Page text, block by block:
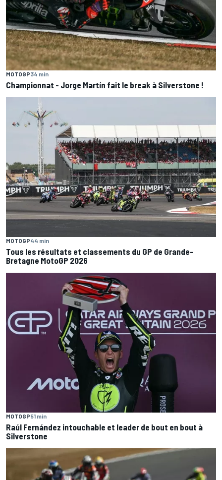
MOTOGP34 min
Championnat - Jorge Martín fait le break à Silverstone !
MOTOGP44 min
Tous les résultats et classements du GP de Grande-
Bretagne MotoGP 2026
MOTOGP51 min
Raúl Fernández intouchable et leader de bout en bout à
Silverstone